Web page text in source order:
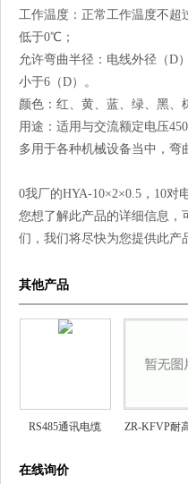
工作温度：正常工作温度不
低于0℃；
允许弯曲半径：电线外径（D
小于6（D）。
颜色：红、黄、蓝、绿、黑、
用途：适用与交流额定电压
多用于各种机械设备当中，弯
0我厂的HYA-10×2×0.5，10对
您想了解此产品的详细信息，
们，我们将尽快为您提供此产
其他产品
RS485通讯电缆 ZR-KFVP耐
在线询价